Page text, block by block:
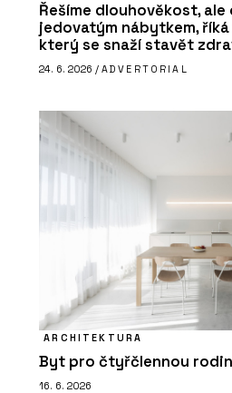
Řešíme dlouhověkost,
jedovatým nábytkem,
který se snaží stavět
24. 6. 2026 / ADVERTORIAL
ARCHITEKTURA
Byt pro čtyřčlennou
16. 6. 2026